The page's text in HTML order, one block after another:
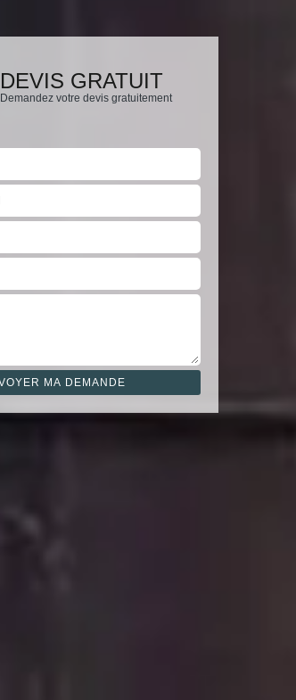
DEVIS GRATUIT
Demandez votre devis gratuitement